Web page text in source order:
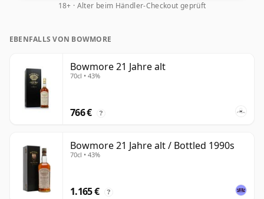
18+ · Alter beim Händler-Checkout geprüft
EBENFALLS VON BOWMORE
Bowmore 21 Jahre alt
70cl • 43%
766 € ?
Bowmore 21 Jahre alt / Bottled 1990s
70cl • 43%
1.165 € ?